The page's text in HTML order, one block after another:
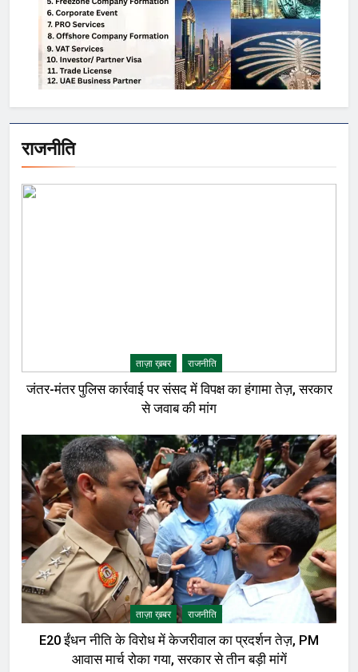
राजनीति
ताज़ा ख़बर राजनीति
जंतर-मंतर पुलिस कार्रवाई पर संसद में विपक्ष का हंगामा तेज़, सरकार
से जवाब की मांग
ताज़ा ख़बर राजनीति
E20 ईंधन नीति के विरोध में केजरीवाल का प्रदर्शन तेज़, PM
आवास मार्च रोका गया, सरकार से तीन बड़ी मांगें